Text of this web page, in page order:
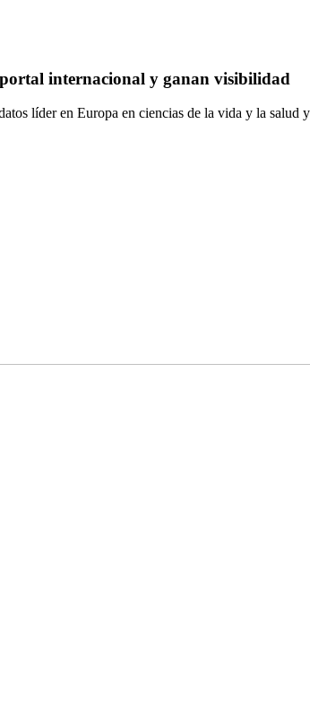
internacional y ganan visibilidad
líder en Europa en ciencias de la vida y la salud